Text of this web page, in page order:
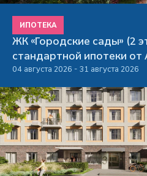
ИПОТЕКА
ЖК «Городские сады» (2
стандартной ипотеки от
04 августа 2026 - 31 августа 2026